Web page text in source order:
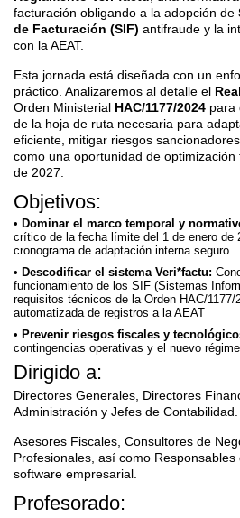
facturación obligando a la adopción de
de Facturación (SIF) antifraude y la
con la AEAT.
Esta jornada está diseñada con un
práctico. Analizaremos al detalle el
Orden Ministerial HAC/1177/2024 para
de la hoja de ruta necesaria para
eficiente, mitigar riesgos
como una oportunidad de
de 2027.
Objetivos:
Dominar el marco temporal y
crítico de la fecha límite del 1 de enero de
cronograma de adaptación interna seguro.
Descodificar el sistema Veri*factu:
funcionamiento de los SIF (Sistemas
requisitos técnicos de la Orden HAC/1177/
automatizada de registros a la AEAT
Prevenir riesgos fiscales y
contingencias operativas y el nuevo
Dirigido a:
Directores Generales, Directores
Administración y Jefes de Contabilidad.
Asesores Fiscales, Consultores de
Profesionales, así como
software empresarial.
Profesorado: